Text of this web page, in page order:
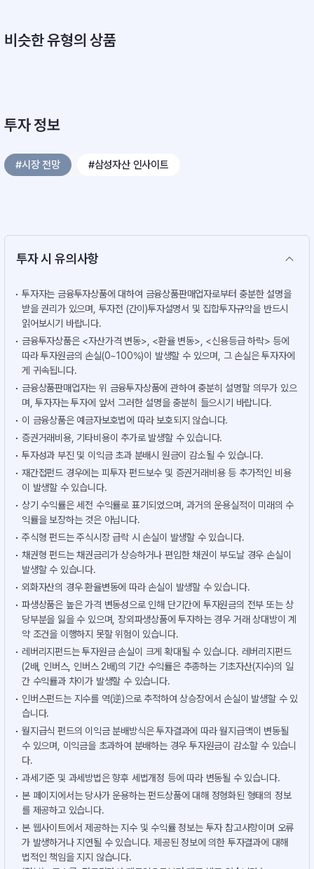
비슷한 유형의 상품
투자 정보
#시장 전망 #삼성자산 인사이트
투자 시 유의사항
투자자는 금융투자상품에 대하여 금융상품판매업자로부터 충분한 설명을
받을 권리가 있으며, 투자전 (간이)투자설명서 및 집합투자규약을 반드시
읽어보시기 바랍니다.
금융투자상품은 <자산가격 변동>, <환율 변동>, <신용등급 하락> 등에
따라 투자원금의 손실(0~100%)이 발생할 수 있으며, 그 손실은 투자자에
게 귀속됩니다.
금융상품판매업자는 위 금융투자상품에 관하여 충분히 설명할 의무가 있으
며, 투자자는 투자에 앞서 그러한 설명을 충분히 들으시기 바랍니다.
이 금융상품은 예금자보호법에 따라 보호되지 않습니다.
증권거래비용, 기타비용이 추가로 발생할 수 있습니다.
투자성과 부진 및 이익금 초과 분배시 원금이 감소될 수 있습니다.
재간접펀드 경우에는 피투자 펀드보수 및 증권거래비용 등 추가적인 비용
이 발생할 수 있습니다.
상기 수익률은 세전 수익률로 표기되었으며, 과거의 운용실적이 미래의 수
익률을 보장하는 것은 아닙니다.
주식형 펀드는 주식시장 급락 시 손실이 발생할 수 있습니다.
채권형 펀드는 채권금리가 상승하거나 편입한 채권이 부도날 경우 손실이
발생할 수 있습니다.
외화자산의 경우 환율변동에 따라 손실이 발생할 수 있습니다.
파생상품은 높은 가격 변동성으로 인해 단기간에 투자원금의 전부 또는 상
당부분을 잃을 수 있으며, 장외파생상품에 투자하는 경우 거래 상대방이 계
약 조건을 이행하지 못할 위험이 있습니다.
레버리지펀드는 투자원금 손실이 크게 확대될 수 있습니다. 레버리지펀드
(2배, 인버스, 인버스 2배)의 기간 수익률은 추종하는 기초자산(지수)의 일
간 수익률과 차이가 발생할 수 있습니다.
인버스펀드는 지수를 역(逆)으로 추적하여 상승장에서 손실이 발생할 수 있
습니다.
월지급식 펀드의 이익금 분배방식은 투자결과에 따라 월지급액이 변동될
수 있으며, 이익금을 초과하여 분배하는 경우 투자원금이 감소할 수 있습니
다.
과세기준 및 과세방법은 향후 세법개정 등에 따라 변동될 수 있습니다.
본 페이지에서는 당사가 운용하는 펀드상품에 대해 정형화된 형태의 정보
를 제공하고 있습니다.
본 웹사이트에서 제공하는 지수 및 수익률 정보는 투자 참고사항이며 오류
가 발생하거나 지연될 수 있습니다. 제공된 정보에 의한 투자결과에 대해
법적인 책임을 지지 않습니다.